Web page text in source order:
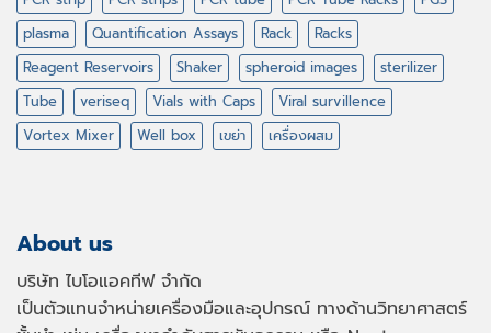
plasma
Quantification Assays Rack
Racks
Reagent Reservoirs
Shaker spheroid images
sterilizer
Tube
veriseq Vials with Caps
Viral survillence
Vortex Mixer
Well box เขย่า เครื่องผสม
About us
บริษัท ไบโอแอคทีฟ จำกัด
เป็นตัวแทนจำหน่ายเครื่องมือและอุปกรณ์ ทางด้านวิทยาศาสตร์